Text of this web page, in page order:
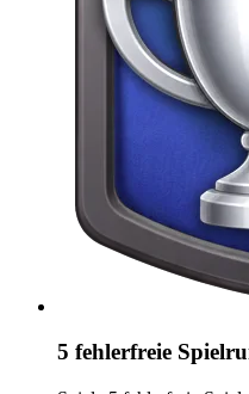
5 fehlerfreie